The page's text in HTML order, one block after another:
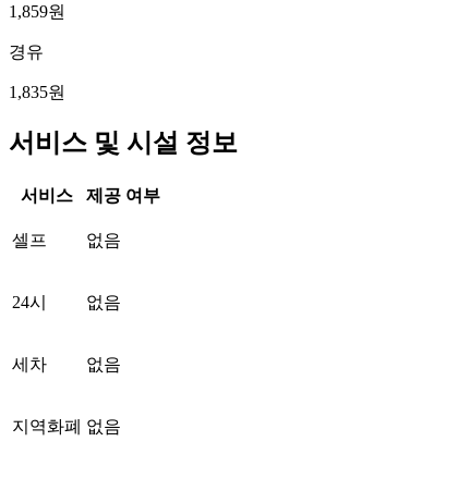
1,859원
경유
1,835원
서비스 및 시설 정보
서비스 제공 여부
셀프 없음
24시 없음
세차 없음
지역화폐 없음